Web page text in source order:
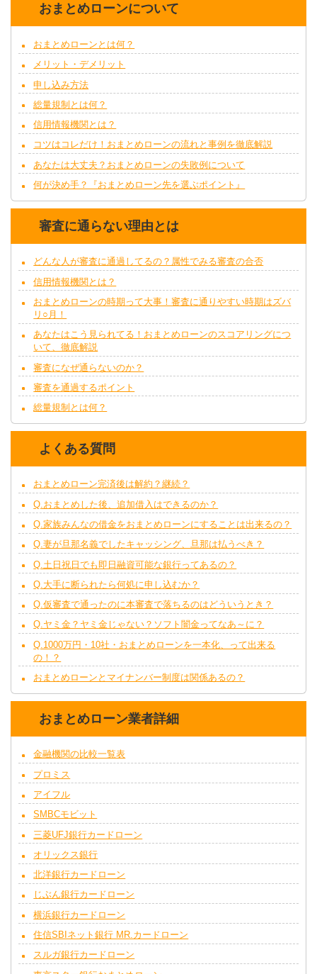
おまとめローンについて
おまとめローンとは何？
メリット・デメリット
申し込み方法
総量規制とは何？
信用情報機関とは？
コツはコレだけ！おまとめローンの流れと事例を徹底解説
あなたは大丈夫？おまとめローンの失敗例について
何が決め手？『おまとめローン先を選ぶポイント』
審査に通らない理由とは
どんな人が審査に通過してるの？属性でみる審査の合否
信用情報機関とは？
おまとめローンの時期って大事！審査に通りやすい時期はズバ
リ○月！
あなたはこう見られてる！おまとめローンのスコアリングにつ
いて、徹底解説
審査になぜ通らないのか？
審査を通過するポイント
総量規制とは何？
よくある質問
おまとめローン完済後は解約？継続？
Q.おまとめした後、追加借入はできるのか？
Q.家族みんなの借金をおまとめローンにすることは出来るの？
Q.妻が旦那名義でしたキャッシング、旦那は払うべき？
Q.土日祝日でも即日融資可能な銀行ってあるの？
Q.大手に断られたら何処に申し込むか？
Q.仮審査で通ったのに本審査で落ちるのはどういうとき？
Q.ヤミ金？ヤミ金じゃない？ソフト闇金ってなあ～に？
Q.1000万円・10社・おまとめローンを一本化、って出来る
の！？
おまとめローンとマイナンバー制度は関係あるの？
おまとめローン業者詳細
金融機関の比較一覧表
プロミス
アイフル
SMBCモビット
三菱UFJ銀行カードローン
オリックス銀行
北洋銀行カードローン
じぶん銀行カードローン
横浜銀行カードローン
住信SBIネット銀行 MR.カードローン
スルガ銀行カードローン